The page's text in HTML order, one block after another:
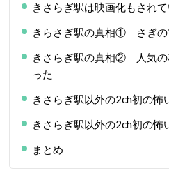
きさらぎ駅は映画化もされて
きらさぎ駅の真相① さぎの
きさらぎ駅の真相② 人気の
った
きさらぎ駅以外の2ch初の
きさらぎ駅以外の2ch初の
まとめ